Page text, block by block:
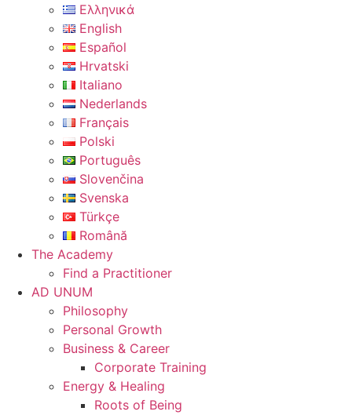
Ελληνικά
English
Español
Hrvatski
Italiano
Nederlands
Français
Polski
Português
Slovenčina
Svenska
Türkçe
Română
The Academy
Find a Practitioner
AD UNUM
Philosophy
Personal Growth
Business & Career
Corporate Training
Energy & Healing
Roots of Being